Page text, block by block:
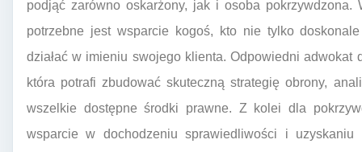
podjąć zarówno oskarżony, jak i osoba
potrzebne jest wsparcie kogoś, kto nie tylko
działać w imieniu swojego klienta. Odpowiedni
która potrafi zbudować skuteczną strategię obrony,
wszelkie dostępne środki prawne. Z kolei dla
wsparcie w dochodzeniu sprawiedliwości i uzyskaniu